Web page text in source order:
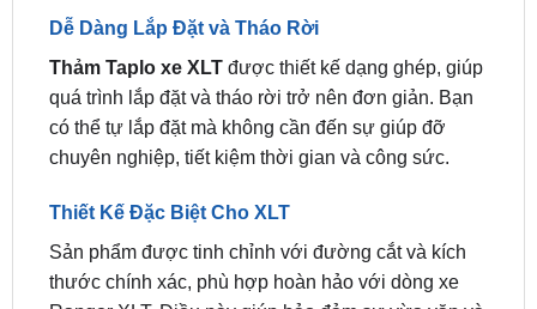
quá trình lắp đặt và tháo rời trở nên đơn giản. Bạn
có thể tự lắp đặt mà không cần đến sự giúp đỡ
chuyên nghiệp, tiết kiệm thời gian và công sức.
Thiết Kế Đặc Biệt Cho XLT
thước chính xác, phù hợp hoàn hảo với dòng xe
Ranger XLT. Điều này giúp bảo đảm sự vừa vặn và
chắc chắn nhất cho nội thất của chiếc xe.